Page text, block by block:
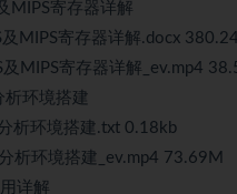
MIPS寄存器详解
MIPS寄存器详解.docx
MIPS寄存器详解_ev.mp4
析环境搭建
析环境搭建.txt 0.18kb
析环境搭建_ev.mp4 73.69M
详解